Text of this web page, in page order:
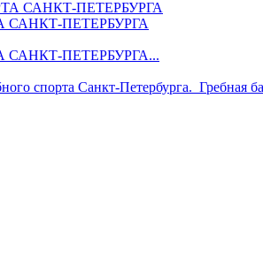
ПЕТЕРБУРГА
ПЕТЕРБУРГА...
спорта Санкт-Петербурга. Гребная